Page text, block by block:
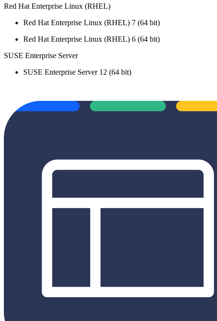
Red Hat Enterprise Linux (RHEL)
Red Hat Enterprise Linux (RHEL) 7 (64 bit)
Red Hat Enterprise Linux (RHEL) 6 (64 bit)
SUSE Enterprise Server
SUSE Enterprise Server 12 (64 bit)